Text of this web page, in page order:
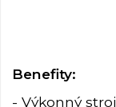
Benefity:
- Výkonný